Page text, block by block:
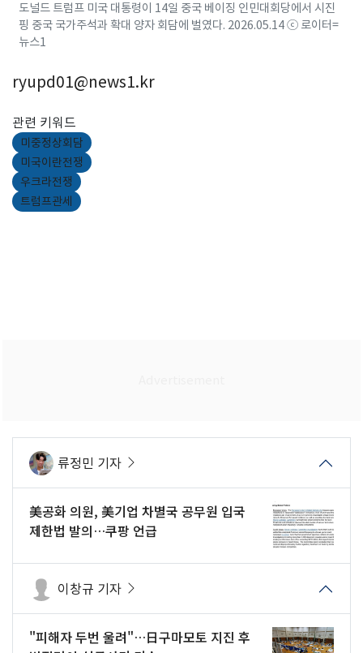
도널드 트럼프 미국 대통령이 14일 중국 베이징 인민대회당에서 시진
핑 중국 국가주석과 확대 양자 회담에 벌였다. 2026.05.14 ⓒ 로이터=
뉴스1
ryupd01@news1.kr
관련 키워드
미중정상회담
미국이란전쟁
우크라전쟁
트럼프관세
류정민 기자
美공화 의원, 美기업 차별국 공무원 입국
제한법 발의…쿠팡 언급
이창규 기자
"피해자 두번 울려"…日구마모토 지진 후